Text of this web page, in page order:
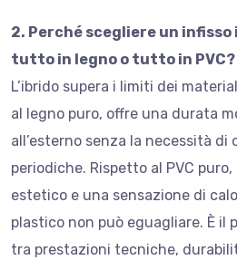
2. Perché scegliere un
tutto in legno o tutto in PVC?
L’ibrido supera i limiti dei
al legno puro, offre una durata
all’esterno senza la necessità
periodiche. Rispetto al PVC
estetico e una sensazione di
plastico non può eguagliare. È il
tra prestazioni tecniche,